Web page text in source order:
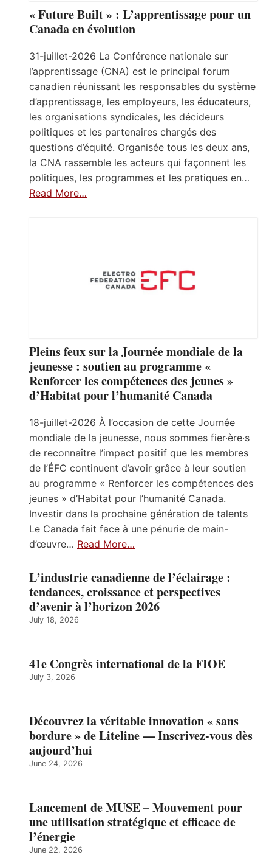
« Future Built » : L’apprentissage pour un
Canada en évolution
31-juillet-2026 La Conférence nationale sur
l’apprentissage (CNA) est le principal forum
canadien réunissant les responsables du système
d’apprentissage, les employeurs, les éducateurs,
les organisations syndicales, les décideurs
politiques et les partenaires chargés des
questions d’équité. Organisée tous les deux ans,
la CNA rassemble les acteurs qui façonnent les
politiques, les programmes et les pratiques en…
Read More…
Pleins feux sur la Journée mondiale de la
jeunesse : soutien au programme «
Renforcer les compétences des jeunes »
d’Habitat pour l’humanité Canada
18-juillet-2026 À l’occasion de cette Journée
mondiale de la jeunesse, nous sommes fier·ère·s
de reconnaître l’impact positif que les membres
de l’ÉFC continuent d’avoir grâce à leur soutien
au programme « Renforcer les compétences des
jeunes » d’Habitat pour l’humanité Canada.
Investir dans la prochaine génération de talents
Le Canada fait face à une pénurie de main-
d’œuvre… Read More…
L’industrie canadienne de l’éclairage :
tendances, croissance et perspectives
d’avenir à l’horizon 2026
July 18, 2026
41e Congrès international de la FIOE
July 3, 2026
Découvrez la véritable innovation « sans
bordure » de Liteline — Inscrivez-vous dès
aujourd’hui
June 24, 2026
Lancement de MUSE – Mouvement pour
une utilisation stratégique et efficace de
l’énergie
June 22, 2026